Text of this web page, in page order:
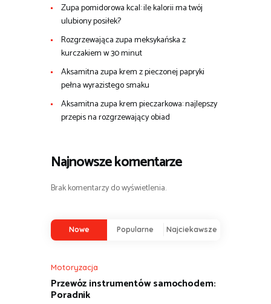
Zupa pomidorowa kcal: ile kalorii ma twój
ulubiony posiłek?
Rozgrzewająca zupa meksykańska z
kurczakiem w 30 minut
Aksamitna zupa krem z pieczonej papryki
pełna wyrazistego smaku
Aksamitna zupa krem pieczarkowa: najlepszy
przepis na rozgrzewający obiad
Najnowsze komentarze
Brak komentarzy do wyświetlenia.
Nowe Popularne Najciekawsze
Motoryzacja
Przewóz instrumentów samochodem:
Poradnik